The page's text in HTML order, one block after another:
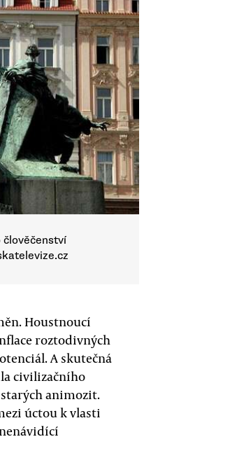
člověčenství
Houstnoucí
roztodivných
A skutečná
civilizačního
animozit.
úctou k vlasti